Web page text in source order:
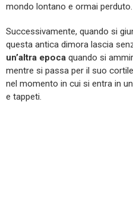
mondo lontano e ormai perduto.
Successivamente, quando si
questa antica dimora lascia
un’altra epoca quando si
mentre si passa per il suo
nel momento in cui si entra in
e tappeti.